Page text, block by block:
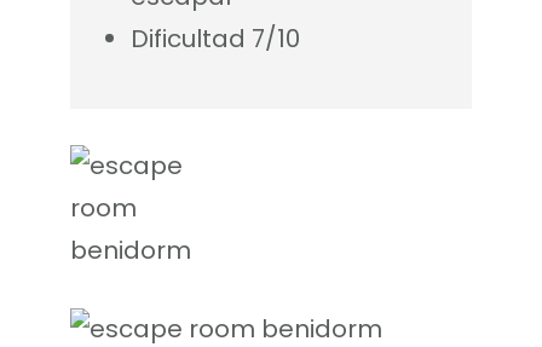
Dificultad 7/10